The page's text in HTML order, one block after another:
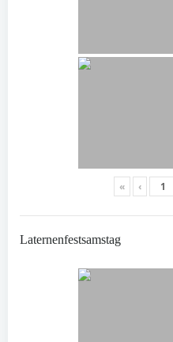
« ‹
Laternenfestsamstag